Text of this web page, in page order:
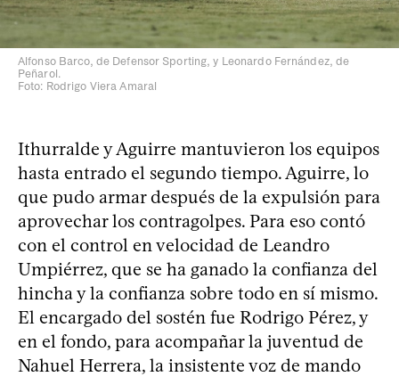
Alfonso Barco, de Defensor Sporting, y Leonardo Fernández, de
Peñarol.
Foto: Rodrigo Viera Amaral
Ithurralde y Aguirre mantuvieron los equipos
hasta entrado el segundo tiempo. Aguirre, lo
que pudo armar después de la expulsión para
aprovechar los contragolpes. Para eso contó
con el control en velocidad de Leandro
Umpiérrez, que se ha ganado la confianza del
hincha y la confianza sobre todo en sí mismo.
El encargado del sostén fue Rodrigo Pérez, y
en el fondo, para acompañar la juventud de
Nahuel Herrera, la insistente voz de mando